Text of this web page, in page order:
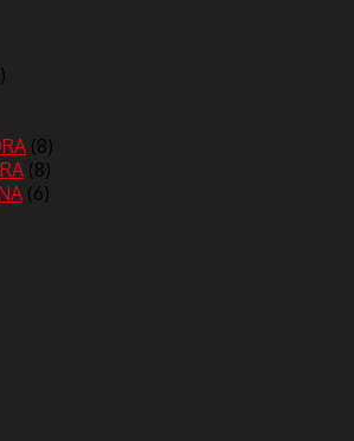
(8)
(8)
(6)